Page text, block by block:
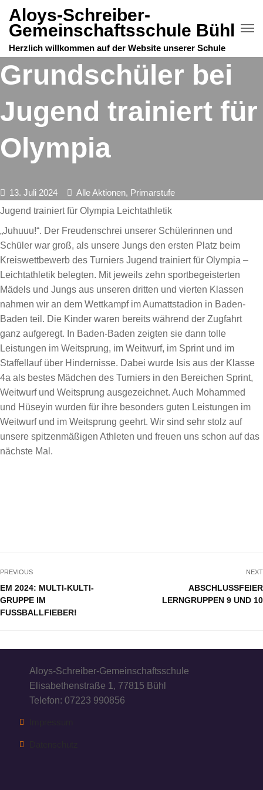
Aloys-Schreiber-
Gemeinschaftsschule Bühl
Herzlich willkommen auf der Website unserer Schule
Grundschüler bei
Jugend trainiert für
Olympia
13. Juli 2024 Alle Aktionen, Primarstufe
Jugend trainiert für Olympia Leichtathletik
„Juhuuu!“. Der Freudenschrei unserer Schülerinnen und
Schüler war groß, als unsere Jungs den ersten Platz beim
Kreiswettbewerb des Turniers Jugend trainiert für Olympia –
Leichtathletik belegten. Mit jeweils zehn sportbegeisterten
Mädels und Jungs aus unseren dritten und vierten Klassen
nahmen wir an dem Wettkampf im Aumattstadion in Baden-
Baden teil. Die Kinder waren bereits während der Zugfahrt
ganz aufgeregt. In Baden-Baden zeigten sie dann tolle
Leistungen im Weitsprung, im Weitwurf, im Sprint und im
Staffellauf über Hindernisse. Dabei wurde Isis aus der Klasse
4a als bestes Mädchen des Turniers in den Bereichen Sprint,
Weitwurf und Weitsprung ausgezeichnet. Auch Mohammed
und Hüseyin wurden für ihre besonders guten Leistungen im
Weitwurf und im Weitsprung geehrt. Wir sind sehr stolz auf
unsere spitzenmäßigen Athleten und freuen uns schon auf das
nächste Mal.
PREVIOUS
EM 2024: MULTI-KULTI-
GRUPPE IM
FUSSBALLFIEBER!
NEXT
ABSCHLUSSFEIER
LERNGRUPPEN 9 UND 10
Aloys-Schreiber-Gemeinschaftsschule
Elisabethenstraße 1, 77815 Bühl
Telefon: 07223 990856